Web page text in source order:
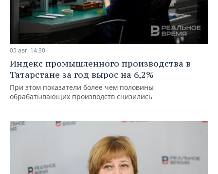
05 авг, 14:30
Индекс промышленного производства в
Татарстане за год вырос на 6,2%
При этом показатели более чем половины
обрабатывающих производств снизились